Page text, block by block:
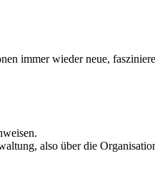
immer wieder neue,
also über die